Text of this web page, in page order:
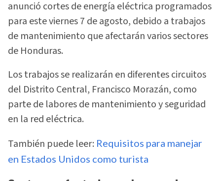
anunció cortes de energía eléctrica programados
para este viernes 7 de agosto, debido a trabajos
de mantenimiento que afectarán varios sectores
de Honduras.
Los trabajos se realizarán en diferentes circuitos
del Distrito Central, Francisco Morazán, como
parte de labores de mantenimiento y seguridad
en la red eléctrica.
También puede leer: Requisitos para manejar
en Estados Unidos como turista